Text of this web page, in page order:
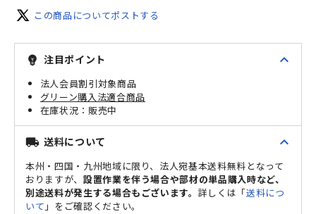
この商品についてポストする
emoji_objects 注目ポイント expand_less
法人会員割引対象商品
グリーン購入法適合商品
販売中
local_shipping 送料について expand_less
本州・四国・九州地域に限り、法人宛基本送料無料となって
おりますが、 設置作業を伴う場合や部材の単品購入時など、
別途送料が発生する場合もございます。 詳しくは「送料につ
いて 」をご確認ください。